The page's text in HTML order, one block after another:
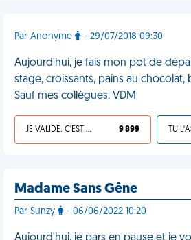
Par Anonyme - 29/07/2018 09:30
Aujourd'hui, je fais mon pot de
stage, croissants, pains au
Sauf mes collègues. VDM
JE VALIDE, C'EST UNE VDM 9 899
Madame Sans Gêne
Par Sunzy - 06/06/2022 10:20